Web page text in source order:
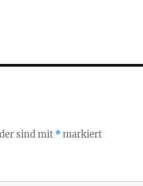
sind mit *markiert